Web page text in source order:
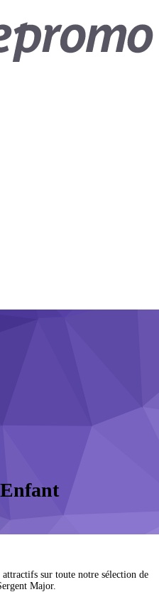
sur toute notre sélection de
Major.